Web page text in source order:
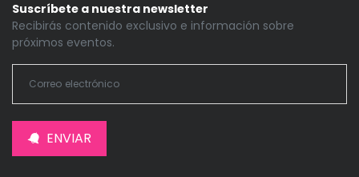
Suscríbete a nuestra newsletter
Recibirás contenido exclusivo e información sobre
próximos eventos.
ENVIAR